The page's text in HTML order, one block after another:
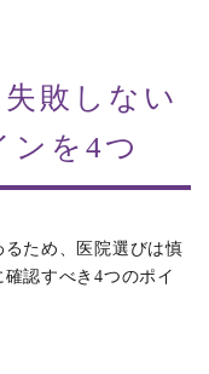
敗しない
ンを4つ
ため、医院選びは慎
認すべき4つのポイ